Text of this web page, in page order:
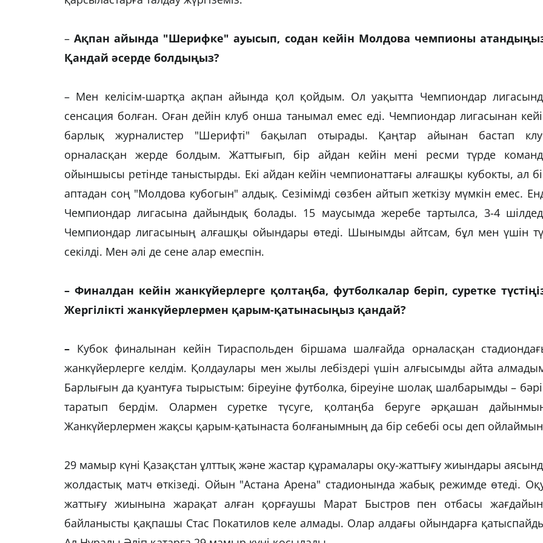
–Ақпан айында "Шерифке" ауысып, содан кейін Молдова чемпионы
Қандай әсерде болдыңыз?
– Мен келісім-шартқа ақпан айында қол қойдым. Ол уақытта Чемпиондар
сенсация болған. Оған дейін клуб онша танымал емес еді. Чемпиондар лигасынан
барлық журналистер "Шерифті" бақылап отырады. Қаңтар айынан бастап
орналасқан жерде болдым. Жаттығып, бір айдан кейін мені ресми түрде
ойыншысы ретінде таныстырды. Екі айдан кейін чемпионаттағы алғашқы кубокты, ал
аптадан соң "Молдова кубогын" алдық. Сезімімді сөзбен айтып жеткізу мүмкін емес.
Чемпиондар лигасына дайындық болады. 15 маусымда жеребе тартылса, 3-4
Чемпиондар лигасының алғашқы ойындары өтеді. Шынымды айтсам, бұл мен үшін
секілді. Мен әлі де сене алар емеспін.
– Финалдан кейін жанкүйерлерге қолтаңба, футболкалар беріп, суретке
Жергілікті жанкүйерлермен қарым-қатынасыңыз қандай?
– Кубок финалынан кейін Тираспольден біршама шалғайда орналасқан
жанкүйерлерге келдім. Қолдаулары мен жылы лебіздері үшін алғысымды айта
Барлығын да қуантуға тырыстым: біреуіне футболка, біреуіне шолақ шалбарымды –
таратып бердім. Олармен суретке түсуге, қолтаңба беруге әрқашан
Жанкүйерлермен жақсы қарым-қатынаста болғанымның да бір себебі осы деп
29 мамыр күні Қазақстан ұлттық және жастар құрамалары оқу-жаттығу жиындары
жолдастық матч өткізеді. Ойын "Астана Арена" стадионында жабық режимде өтеді.
жаттығу жиынына жарақат алған қорғаушы Марат Быстров пен отбасы
байланысты қақпашы Стас Покатилов келе алмады. Олар алдағы ойындарға